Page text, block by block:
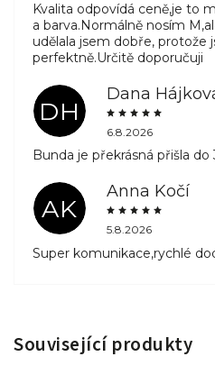
Kvalita odpovídá ceně,je to
a barva.Normálně nosím
udělala jsem dobře, protože
perfektně.Určitě doporučuji
DH
Dana
6.8.2026
Bunda je překrásná přišla
AK
Anna Kočí
5.8.2026
Super komunikace,rychlé
Související produkty